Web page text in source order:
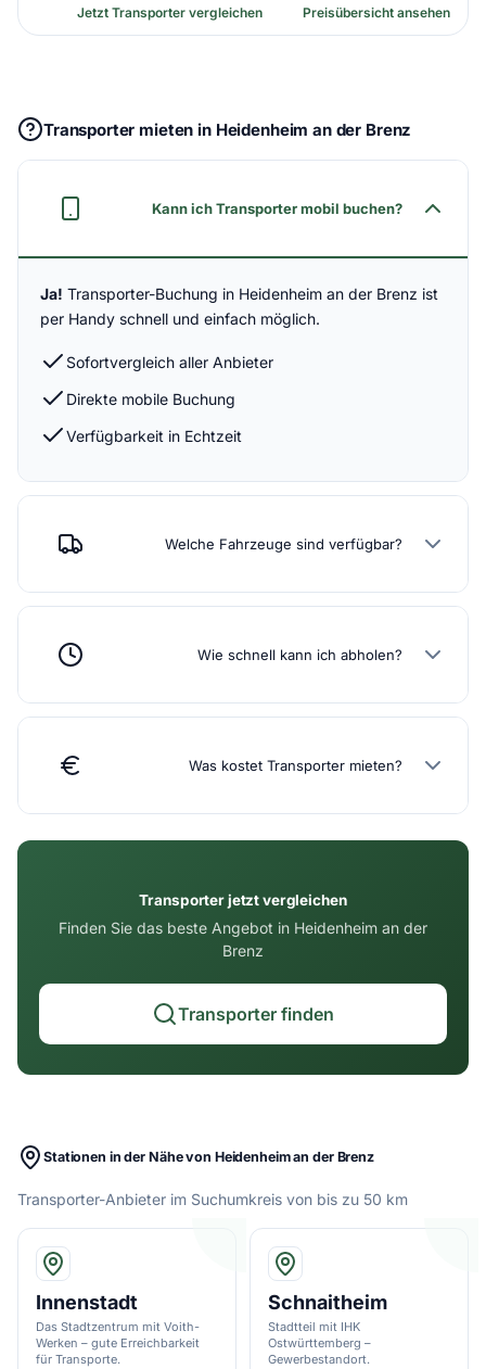
Jetzt Transporter vergleichen
Preisübersicht ansehen
Transporter mieten in Heidenheim an der Brenz
Kann ich Transporter mobil buchen?
Ja! Transporter-Buchung in Heidenheim an der Brenz ist
per Handy schnell und einfach möglich.
Sofortvergleich aller Anbieter
Direkte mobile Buchung
Verfügbarkeit in Echtzeit
Welche Fahrzeuge sind verfügbar?
Wie schnell kann ich abholen?
Was kostet Transporter mieten?
Transporter jetzt vergleichen
Finden Sie das beste Angebot in Heidenheim an der
Brenz
Transporter finden
Stationen in der Nähe von Heidenheim an der Brenz
Transporter-Anbieter im Suchumkreis von bis zu 50 km
Innenstadt
Das Stadtzentrum mit Voith-
Werken – gute Erreichbarkeit
für Transporte.
Schnaitheim
Stadtteil mit IHK
Ostwürttemberg –
Gewerbestandort.